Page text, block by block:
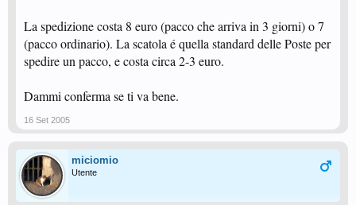
La spedizione costa 8 euro (pacco che arriva in 3 giorni) o 7
(pacco ordinario). La scatola é quella standard delle Poste per
spedire un pacco, e costa circa 2-3 euro.
Dammi conferma se ti va bene.
16 Set 2005
miciomio
Utente